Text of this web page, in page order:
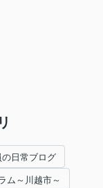
の日常ブログ
ム～川越市～